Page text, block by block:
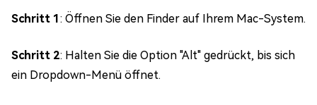
Schritt 1: Öffnen Sie den Finder auf Ihrem Mac-System.
Schritt 2: Halten Sie die Option "Alt" gedrückt, bis sich
ein Dropdown-Menü öffnet.